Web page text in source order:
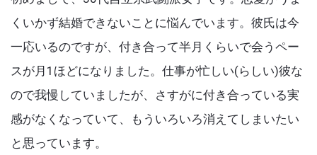
ェ
Latest
Articles
ce
b
o
o
k
e
くいかず結婚できないことに悩んでいます。彼氏は今
一応いるのですが、付き合って半月くらいで会うペー
スが月1ほどになりました。仕事が忙しい(らしい)彼な
ので我慢していましたが、さすがに付き合っている実
感がなくなっていて、もういろいろ消えてしまいたい
と思っています。